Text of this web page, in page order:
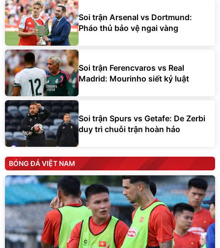
Soi trận Arsenal vs Dortmund:
Pháo thủ bảo vệ ngai vàng
Soi trận Ferencvaros vs Real
Madrid: Mourinho siết kỷ luật
Soi trận Spurs vs Getafe: De Zerbi
duy trì chuỗi trận hoàn hảo
BÓNG ĐÁ VIỆT NAM